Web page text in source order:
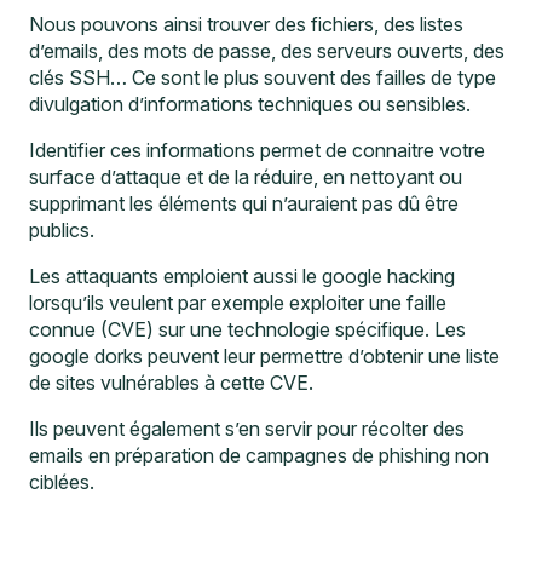
d’emails, des mots de passe, des serveurs ouverts, des
clés SSH… Ce sont le plus souvent des failles de type
divulgation d’informations techniques ou sensibles.
surface d’attaque et de la réduire, en nettoyant ou
supprimant les éléments qui n’auraient pas dû être
publics.
lorsqu’ils veulent par exemple exploiter une faille
connue (CVE) sur une technologie spécifique. Les
google dorks peuvent leur permettre d’obtenir une liste
de sites vulnérables à cette CVE.
emails en préparation de campagnes de phishing non
ciblées.